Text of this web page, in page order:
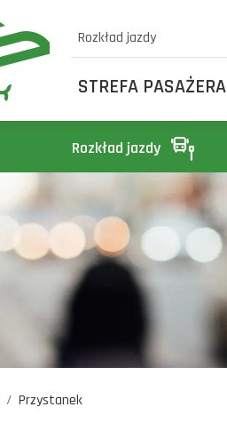
Rozkład jazdy
STREFA PASAŻERA
Rozkład jazdy
Przystanek